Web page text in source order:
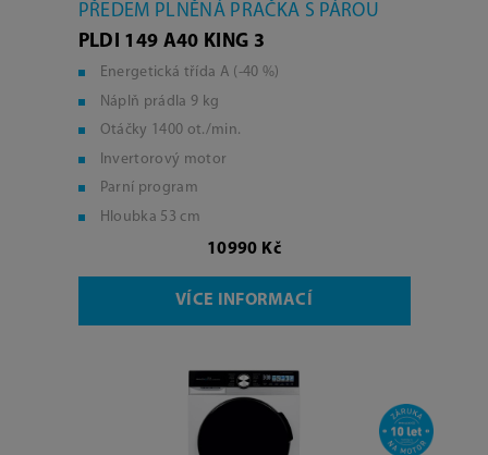
PŘEDEM PLNĚNÁ PRAČKA S PÁROU
PLDI 149 A40 KING 3
Energetická třída A (-40 %)
Náplň prádla 9 kg
Otáčky 1400 ot./min.
Invertorový motor
Parní program
Hloubka 53 cm
10990 Kč
VÍCE INFORMACÍ